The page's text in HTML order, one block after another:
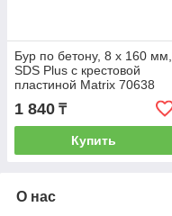
Бур по бетону, 8 x 160 мм,
SDS Plus c крестовой
пластиной Matrix 70638
1 840 ₸
Купить
О нас